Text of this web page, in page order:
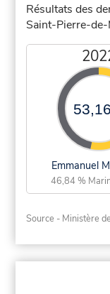
Résultats des
Saint-Pierre-de-
Emmanuel
46,84 %
Source - Ministère